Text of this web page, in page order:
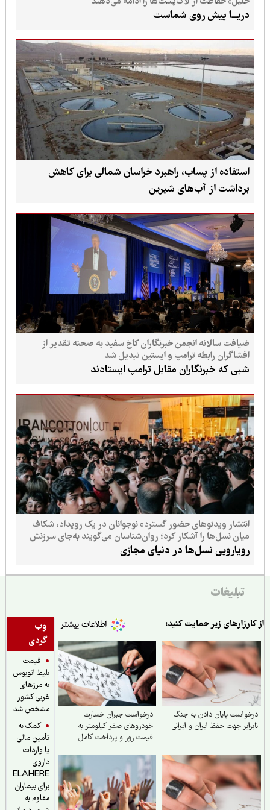
دریـــا پیش روی شماست
استفاده از پساب، راهبرد خراسان شمالی برای کاهش
برداشت از آب‌های شیرین
ضیافت سالانه انجمن خبرنگاران کاخ سفید به صحنه تقدیر از
افشاگران رابطه ترامپ و اپستین تبدیل شد
شبی که خبرنگاران مقابل ترامپ ایستادند
انتشار ویدئوهای حضور گسترده نوجوانان در یک رویداد، شکاف
میان نسل‌ها را آشکار کرد؛ روان‌شناسان می‌گویند به‌جای سرزنش
نسل جدید باید زبان، نیازها و جهان متفاوت او را شناخت
رویارویی نسل‌ها در دنیای مجازی
تبلیغات
وب
گردی
قیمت
بلیط اتوبوس
به مرزهای
غربی کشور
مشخص شد
کمک به
تأمین مالی
یا واردات
داروی
ELAHERE
برای بیماران
مقاوم به
زیر حمایت کنید:
پایان دادن به جنگ
جهت حفظ ایران و ایرانی
درخواست جبران خسارت
خودروهای صفر کیلومتر به
قیمت روز و پرداخت کامل
بیمه